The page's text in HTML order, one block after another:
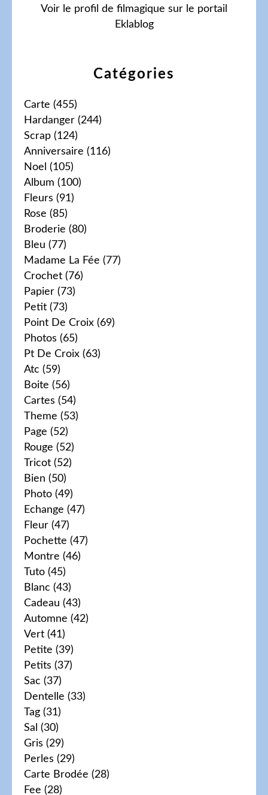
Catégories
Carte (455)
Hardanger (244)
Scrap (124)
Anniversaire (116)
Noel (105)
Album (100)
Fleurs (91)
Rose (85)
Broderie (80)
Bleu (77)
Madame La Fée (77)
Crochet (76)
Papier (73)
Petit (73)
Point De Croix (69)
Photos (65)
Pt De Croix (63)
Atc (59)
Boite (56)
Cartes (54)
Theme (53)
Page (52)
Rouge (52)
Tricot (52)
Bien (50)
Photo (49)
Echange (47)
Fleur (47)
Pochette (47)
Montre (46)
Tuto (45)
Blanc (43)
Cadeau (43)
Automne (42)
Vert (41)
Petite (39)
Petits (37)
Sac (37)
Dentelle (33)
Tag (31)
Sal (30)
Gris (29)
Perles (29)
Carte Brodée (28)
Fee (28)
Voir le profil de filmagique sur le portail
Eklablog